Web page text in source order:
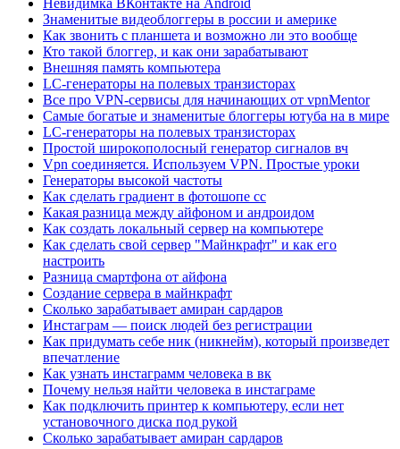
Невидимка ВКонтакте на Android
Знаменитые видеоблоггеры в россии и америке
Как звонить с планшета и возможно ли это вообще
Кто такой блоггер, и как они зарабатывают
Внешняя память компьютера
LC-генераторы на полевых транзисторах
Все про VPN-сервисы для начинающих от vpnMentor
Самые богатые и знаменитые блоггеры ютуба на в мире
LC-генераторы на полевых транзисторах
Простой широкополосный генератор сигналов вч
Vpn соединяется. Используем VPN. Простые уроки
Генераторы высокой частоты
Как сделать градиент в фотошопе сс
Какая разница между айфоном и андроидом
Как создать локальный сервер на компьютере
Как сделать свой сервер "Майнкрафт" и как его
настроить
Разница смартфона от айфона
Создание сервера в майнкрафт
Сколько зарабатывает амиран сардаров
Инстаграм — поиск людей без регистрации
Как придумать себе ник (никнейм), который произведет
впечатление
Как узнать инстаграмм человека в вк
Почему нельзя найти человека в инстаграме
Как подключить принтер к компьютеру, если нет
установочного диска под рукой
Сколько зарабатывает амиран сардаров